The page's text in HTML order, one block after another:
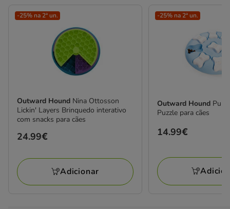
-25% na 2ª un.
Outward Hound Nina Ottosson
Lickin' Layers Brinquedo interativo
com snacks para cães
Preço
24.99€
Adicionar
-25% na 2ª un.
Outward Hound
Puzzle para cães
Preço
14.99€